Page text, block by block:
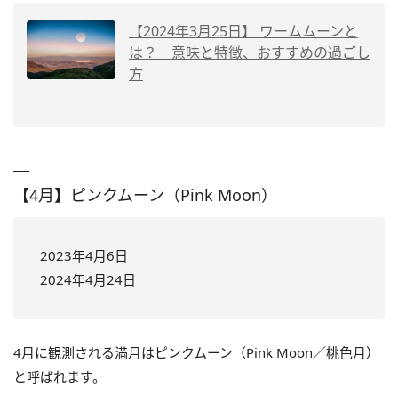
【2024年3月25日】 ワームムーンと
は？ 意味と特徴、おすすめの過ごし
方
【4月】ピンクムーン（Pink Moon）
2023年4月6日
2024年4月24日
4月に観測される満月はピンクムーン（Pink Moon／桃色月）
と呼ばれます。